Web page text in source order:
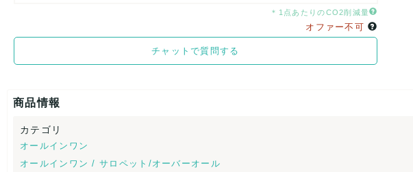
＊1点あたりのCO2削減量
オファー不可
チャットで質問する
商品情報
カテゴリ
オールインワン
オールインワン / サロペット/オーバーオール